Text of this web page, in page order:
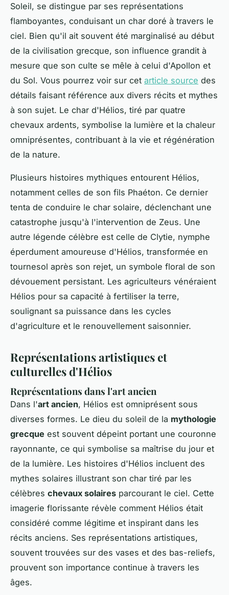
Soleil, se distingue par ses représentations
flamboyantes, conduisant un char doré à travers le
ciel. Bien qu'il ait souvent été marginalisé au début
de la civilisation grecque, son influence grandit à
mesure que son culte se mêle à celui d'Apollon et
du Sol. Vous pourrez voir sur cet article source des
détails faisant référence aux divers récits et mythes
à son sujet. Le char d'Hélios, tiré par quatre
chevaux ardents, symbolise la lumière et la chaleur
omniprésentes, contribuant à la vie et régénération
de la nature.
Plusieurs histoires mythiques entourent Hélios,
notamment celles de son fils Phaéton. Ce dernier
tenta de conduire le char solaire, déclenchant une
catastrophe jusqu'à l'intervention de Zeus. Une
autre légende célèbre est celle de Clytie, nymphe
éperdument amoureuse d'Hélios, transformée en
tournesol après son rejet, un symbole floral de son
dévouement persistant. Les agriculteurs vénéraient
Hélios pour sa capacité à fertiliser la terre,
soulignant sa puissance dans les cycles
d'agriculture et le renouvellement saisonnier.
Représentations artistiques et
culturelles d'Hélios
Représentations dans l'art ancien
Dans l'art ancien, Hélios est omniprésent sous
diverses formes. Le dieu du soleil de la mythologie
grecque est souvent dépeint portant une couronne
rayonnante, ce qui symbolise sa maîtrise du jour et
de la lumière. Les histoires d'Hélios incluent des
mythes solaires illustrant son char tiré par les
célèbres chevaux solaires parcourant le ciel. Cette
imagerie florissante révèle comment Hélios était
considéré comme légitime et inspirant dans les
récits anciens. Ses représentations artistiques,
souvent trouvées sur des vases et des bas-reliefs,
prouvent son importance continue à travers les
âges.